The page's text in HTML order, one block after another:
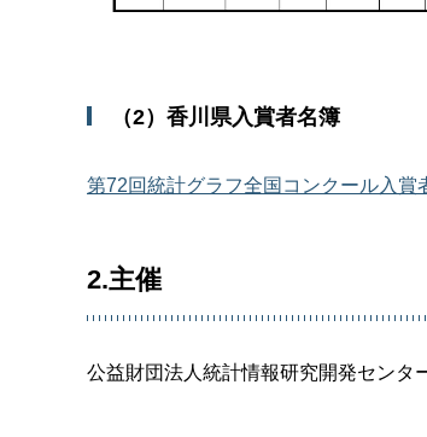
（2）香川県入賞者名簿
第72回統計グラフ全国コンクール入賞
2.主催
公益財団法人統計情報研究開発センタ